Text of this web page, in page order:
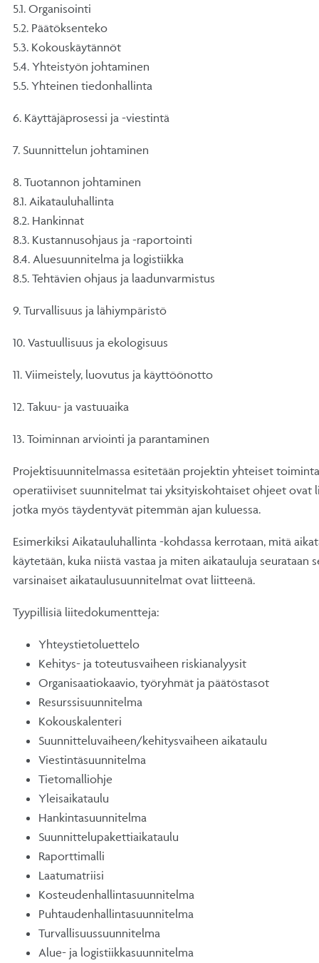
5.1. Organisointi
5.2. Päätöksenteko
5.3. Kokouskäytännöt
5.4. Yhteistyön johtaminen
5.5. Yhteinen tiedonhallinta
6. Käyttäjäprosessi ja -viestintä
7. Suunnittelun johtaminen
8. Tuotannon johtaminen
8.1. Aikatauluhallinta
8.2. Hankinnat
8.3. Kustannusohjaus ja -raportointi
8.4. Aluesuunnitelma ja logistiikka
8.5. Tehtävien ohjaus ja laadunvarmistus
9. Turvallisuus ja lähiympäristö
10. Vastuullisuus ja ekologisuus
11. Viimeistely, luovutus ja käyttöönotto
12. Takuu- ja vastuuaika
13. Toiminnan arviointi ja parantaminen
Projektisuunnitelmassa esitetään projektin yhteiset
operatiiviset suunnitelmat tai yksityiskohtaiset ohjeet ovat
jotka myös täydentyvät pitemmän ajan kuluessa.
Esimerkiksi Aikatauluhallinta -kohdassa kerrotaan, mitä
käytetään, kuka niistä vastaa ja miten aikatauluja seurataan
varsinaiset aikataulusuunnitelmat ovat liitteenä.
Tyypillisiä liitedokumentteja:
Yhteystietoluettelo
Kehitys- ja toteutusvaiheen riskianalyysit
Organisaatiokaavio, työryhmät ja päätöstasot
Resurssisuunnitelma
Kokouskalenteri
Suunnitteluvaiheen/kehitysvaiheen aikataulu
Viestintäsuunnitelma
Tietomalliohje
Yleisaikataulu
Hankintasuunnitelma
Suunnittelupakettiaikataulu
Raporttimalli
Laatumatriisi
Kosteudenhallintasuunnitelma
Puhtaudenhallintasuunnitelma
Turvallisuussuunnitelma
Alue- ja logistiikkasuunnitelma